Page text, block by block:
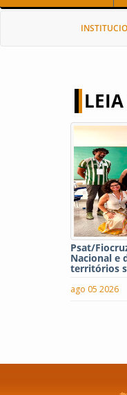
Psat/
Nacional e
territórios
ago 05 2026